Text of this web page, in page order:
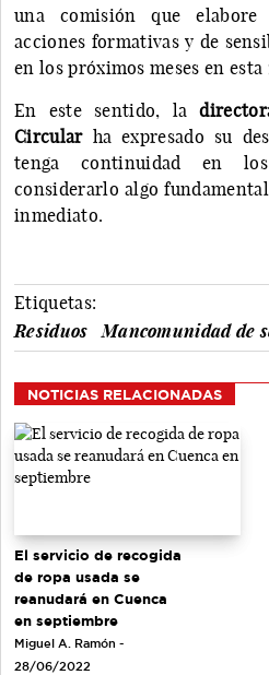
una comisión que
acciones formativas y de
en los próximos meses en
En este sentido, la
Circular ha expresado su
tenga continuidad en
considerarlo algo
inmediato.
Etiquetas:
Residuos
Mancomunidad de
NOTICIAS RELACIONADAS
El servicio de recogida
de ropa usada se
reanudará en Cuenca
en septiembre
Miguel A. Ramón -
28/06/2022